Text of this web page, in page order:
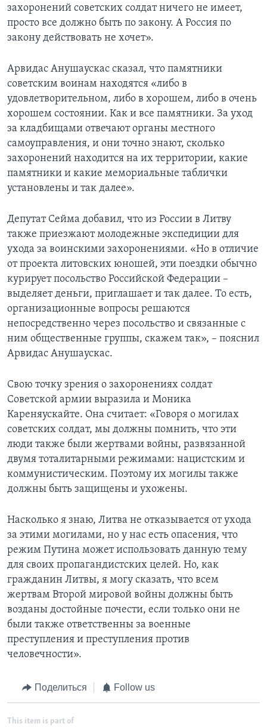
захоронений советских солдат ничего не имеет,
просто все должно быть по закону. А Россия по
закону действовать не хочет».
Арвидас Анушаускас сказал, что памятники
советским воинам находятся «либо в
удовлетворительном, либо в хорошем, либо в очень
хорошем состоянии. Как и все памятники. За уход
за кладбищами отвечают органы местного
самоуправления, и они точно знают, сколько
захоронений находится на их территории, какие
памятники и какие мемориальные таблички
установлены и так далее».
Депутат Сейма добавил, что из России в Литву
также приезжают молодежные экспедиции для
ухода за воинскими захоронениями. «Но в отличие
от проекта литовских юношей, эти поездки обычно
курирует посольство Российской Федерации –
выделяет деньги, приглашает и так далее. То есть,
организационные вопросы решаются
непосредственно через посольство и связанные с
ним общественные группы, скажем так», – пояснил
Арвидас Анушаускас.
Свою точку зрения о захоронениях солдат
Советской армии выразила и Моника
Кареняускайте. Она считает: «Говоря о могилах
советских солдат, мы должны помнить, что эти
люди также были жертвами войны, развязанной
двумя тоталитарными режимами: нацистским и
коммунистическим. Поэтому их могилы также
должны быть защищены и ухожены.
Насколько я знаю, Литва не отказывается от ухода
за этими могилами, но у нас есть опасения, что
режим Путина может использовать данную тему
для своих пропагандистских целей. Но, как
гражданин Литвы, я могу сказать, что всем
жертвам Второй мировой войны должны быть
возданы достойные почести, если только они не
были также ответственны за военные
преступления и преступления против
человечности».
Поделиться Follow us
This item is part of